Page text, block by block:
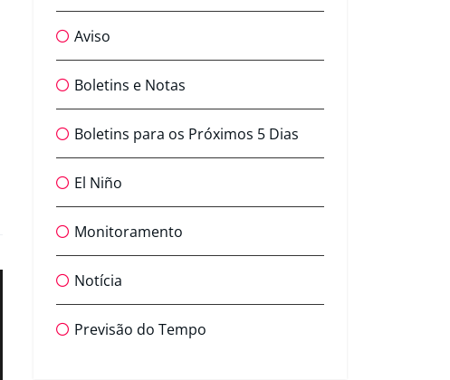
Aviso
Boletins e Notas
Boletins para os Próximos 5 Dias
El Niño
Monitoramento
Notícia
Previsão do Tempo